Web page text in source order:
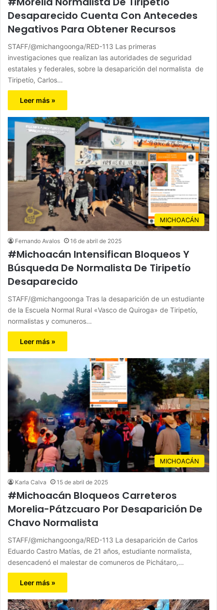
Desaparecido Cuenta Con Antecedes
Negativos Para Obtener Recursos
STAFF/@michangoonga/RED-113 Las primeras
investigaciones que realizan las autoridades de seguridad
estatales y federales, sobre la desaparición del normalista de
Tiripetío, Carlos…
Leer más »
MICHOACÁN
Fernando Avalos 16 de abril de 2025
#Michoacán Intensifican Bloqueos Y
Búsqueda De Normalista De Tiripetío
Desaparecido
STAFF/@michangoonga Tras la desaparición de un estudiante
de la Escuela Normal Rural «Vasco de Quiroga» de Tiripetío,
normalistas y comuneros…
Leer más »
MICHOACÁN
Karla Calva 15 de abril de 2025
#Michoacán Bloqueos Carreteros
Morelia-Pátzcuaro Por Desaparición De
Chavo Normalista
STAFF/@michangoonga/RED-113 La desaparición de Carlos
Eduardo Castro Matías, de 21 años, estudiante normalista,
desencadenó el malestar de comuneros de Pichátaro,…
Leer más »